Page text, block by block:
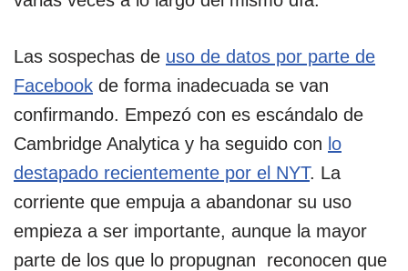
Las sospechas de uso de datos por parte de
Facebook de forma inadecuada se van
confirmando. Empezó con es escándalo de
Cambridge Analytica y ha seguido con lo
destapado recientemente por el NYT. La
corriente que empuja a abandonar su uso
empieza a ser importante, aunque la mayor
parte de los que lo propugnan reconocen que